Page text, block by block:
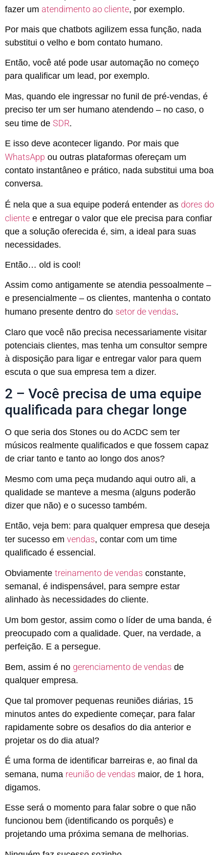
fazer um atendimento ao cliente, por exemplo.
Por mais que chatbots agilizem essa função, nada
substitui o velho e bom contato humano.
Então, você até pode usar automação no começo
para qualificar um lead, por exemplo.
Mas, quando ele ingressar no funil de pré-vendas, é
preciso ter um ser humano atendendo – no caso, o
seu time de SDR.
E isso deve acontecer ligando. Por mais que
WhatsApp ou outras plataformas ofereçam um
contato instantâneo e prático, nada substitui uma boa
conversa.
É nela que a sua equipe poderá entender as dores do
cliente e entregar o valor que ele precisa para confiar
que a solução oferecida é, sim, a ideal para suas
necessidades.
Então… old is cool!
Assim como antigamente se atendia pessoalmente –
e presencialmente – os clientes, mantenha o contato
humano presente dentro do setor de vendas.
Claro que você não precisa necessariamente visitar
potenciais clientes, mas tenha um consultor sempre
à disposição para ligar e entregar valor para quem
escuta o que sua empresa tem a dizer.
2 – Você precisa de uma equipe
qualificada para chegar longe
O que seria dos Stones ou do ACDC sem ter
músicos realmente qualificados e que fossem capaz
de criar tanto e tanto ao longo dos anos?
Mesmo com uma peça mudando aqui outro ali, a
qualidade se manteve a mesma (alguns poderão
dizer que não) e o sucesso também.
Então, veja bem: para qualquer empresa que deseja
ter sucesso em vendas, contar com um time
qualificado é essencial.
Obviamente treinamento de vendas constante,
semanal, é indispensável, para sempre estar
alinhado às necessidades do cliente.
Um bom gestor, assim como o líder de uma banda, é
preocupado com a qualidade. Quer, na verdade, a
perfeição. E a persegue.
Bem, assim é no gerenciamento de vendas de
qualquer empresa.
Que tal promover pequenas reuniões diárias, 15
minutos antes do expediente começar, para falar
rapidamente sobre os desafios do dia anterior e
projetar os do dia atual?
É uma forma de identificar barreiras e, ao final da
semana, numa reunião de vendas maior, de 1 hora,
digamos.
Esse será o momento para falar sobre o que não
funcionou bem (identificando os porquês) e
projetando uma próxima semana de melhorias.